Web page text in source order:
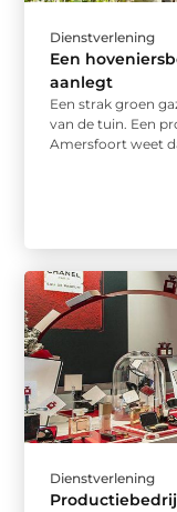
Dienstverlening
Een
aanlegt
Een strak groen
van de tuin. Een
Amersfoort weet
Dienstverlening